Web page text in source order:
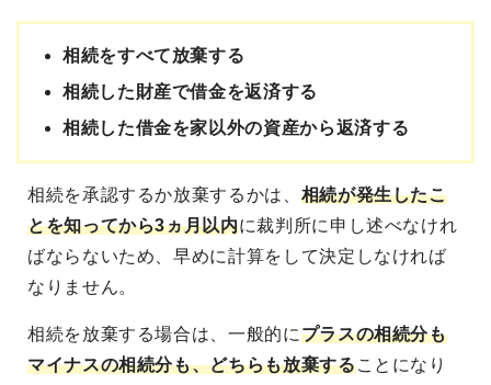
相続をすべて放棄する
相続した財産で借金を返済する
相続した借金を家以外の資産から返済する
相続を承認するか放棄するかは、 相続が発生したこ
とを知ってから3ヵ月以内に裁判所に申し述べなけれ
ばならないため、早めに計算をして決定しなければ
なりません。
相続を放棄する場合は、一般的にプラスの相続分も
マイナスの相続分も、どちらも放棄することになり